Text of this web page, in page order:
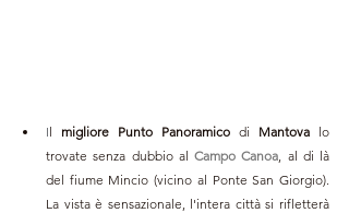
Il migliore Punto Panoramico di Mantova lo
trovate senza dubbio al Campo Canoa , al di là
del fiume Mincio (vicino al Ponte San Giorgio).
La vista è sensazionale, l'intera città si rifletterà